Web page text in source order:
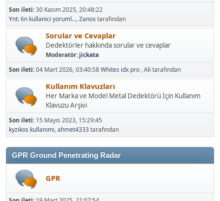
Son ileti:30 Kasım 2025, 20:48:22
Ynt: 6n kullanici yoruml...,Zanos tarafından
Sorular ve Cevaplar
Dedektörler hakkında sorular ve cevaplar
Moderatör: jickata
Son ileti:04 Mart 2026, 03:40:58Whites idx pro ,Ali tarafından
Kullanım Klavuzları
Her Marka ve Model Metal Dedektörü İçin Kullanım
Klavuzu Arşivi
Son ileti: 15 Mayıs 2023, 15:29:45
kyzikos kullanımı,ahmet4333tarafından
GPR Ground Penetrating Radar
GPR